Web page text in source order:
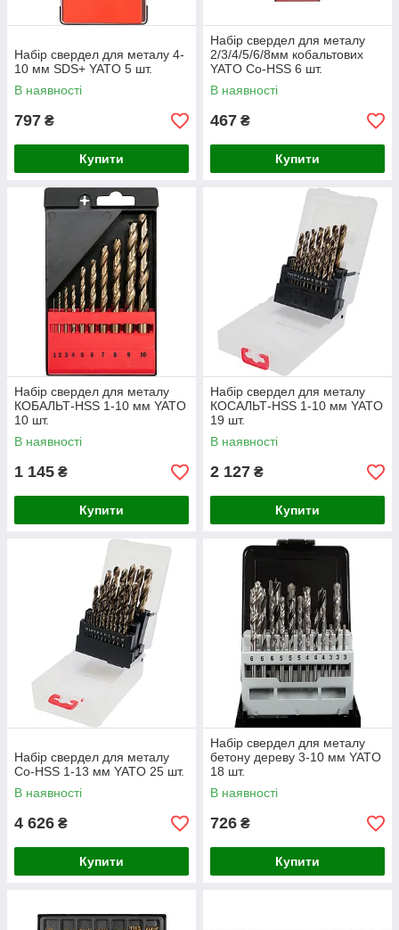
Набір свердел для металу 4-
10 мм SDS+ YATO 5 шт.
В наявності
797 ₴
Купити
Набір свердел для металу
2/3/4/5/6/8мм кобальтових
YATO Co-HSS 6 шт.
В наявності
467 ₴
Купити
Набір свердел для металу
КОБАЛЬТ-HSS 1-10 мм YATO
10 шт.
В наявності
1 145 ₴
Купити
Набір свердел для металу
КОСАЛЬТ-HSS 1-10 мм YATO
19 шт.
В наявності
2 127 ₴
Купити
Набір свердел для металу
Co-HSS 1-13 мм YATO 25 шт.
В наявності
4 626 ₴
Купити
Набір свердел для металу
бетону дереву 3-10 мм YATO
18 шт.
В наявності
726 ₴
Купити